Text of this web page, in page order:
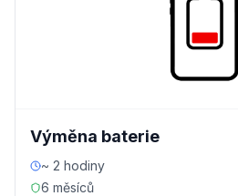
Výměna baterie
~ 2 hodiny
6 měsíců